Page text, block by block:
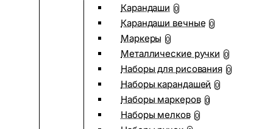
Карандаши 0
Карандаши вечные 0
Маркеры 0
Металлические ручки 0
Наборы для рисования 0
Наборы карандашей 0
Наборы маркеров 0
Наборы мелков 0